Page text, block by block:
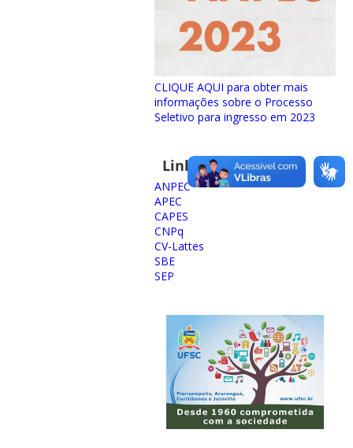
CLIQUE AQUI para obter mais
informações sobre o Processo
Seletivo para ingresso em 2023
Links importantes
ANPEC
APEC
CAPES
CNPq
CV-Lattes
SBE
SEP